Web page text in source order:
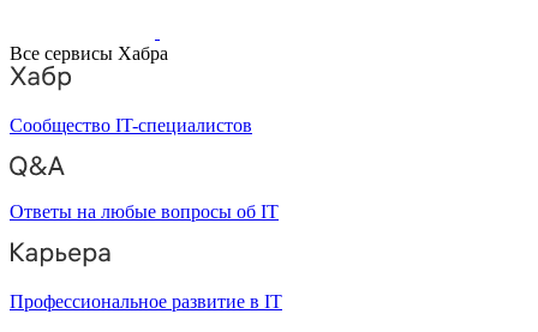
Все сервисы Хабра
Сообщество IT-специалистов
Ответы на любые вопросы об IT
Профессиональное развитие в IT